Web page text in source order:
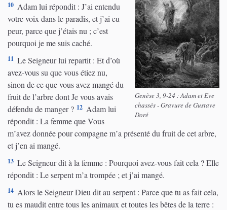
Genèse 3, 9-24 : Adam et Eve
chassés - Gravure de Gustave
Doré
10 Adam lui répondit : J’ai entendu
votre voix dans le paradis, et j’ai eu
peur, parce que j’étais nu ; c’est
pourquoi je me suis caché.
11 Le Seigneur lui repartit : Et d’où
avez-vous su que vous étiez nu,
sinon de ce que vous avez mangé du
fruit de l’arbre dont Je vous avais
défendu de manger ? 12 Adam lui
répondit : La femme que Vous
m’avez donnée pour compagne m’a présenté du fruit de cet arbre,
et j’en ai mangé.
13 Le Seigneur dit à la femme : Pourquoi avez-vous fait cela ? Elle
répondit : Le serpent m’a trompée ; et j’ai mangé.
14 Alors le Seigneur Dieu dit au serpent : Parce que tu as fait cela,
tu es maudit entre tous les animaux et toutes les bêtes de la terre :